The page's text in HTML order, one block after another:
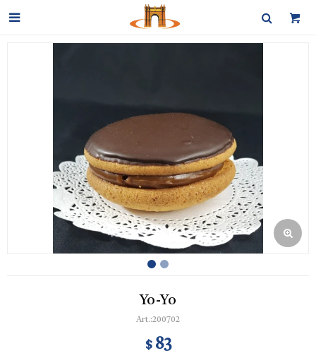

Yo-Yo
200702
$ 83